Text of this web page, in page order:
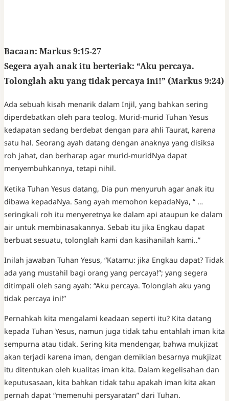
Bacaan: Markus 9:15-27
Segera ayah anak itu berteriak: “Aku percaya.
Tolonglah aku yang tidak percaya ini!” (Markus 9:24)
Ada sebuah kisah menarik dalam Injil, yang bahkan sering
diperdebatkan oleh para teolog. Murid-murid Tuhan Yesus
kedapatan sedang berdebat dengan para ahli Taurat, karena
satu hal. Seorang ayah datang dengan anaknya yang disiksa
roh jahat, dan berharap agar murid-muridNya dapat
menyembuhkannya, tetapi nihil.
Ketika Tuhan Yesus datang, Dia pun menyuruh agar anak itu
dibawa kepadaNya. Sang ayah memohon kepadaNya, “ …
seringkali roh itu menyeretnya ke dalam api ataupun ke dalam
air untuk membinasakannya. Sebab itu jika Engkau dapat
berbuat sesuatu, tolonglah kami dan kasihanilah kami..”
Inilah jawaban Tuhan Yesus, “Katamu: jika Engkau dapat? Tidak
ada yang mustahil bagi orang yang percaya!”; yang segera
ditimpali oleh sang ayah: “Aku percaya. Tolonglah aku yang
tidak percaya ini!”
Pernahkah kita mengalami keadaan seperti itu? Kita datang
kepada Tuhan Yesus, namun juga tidak tahu entahlah iman kita
sempurna atau tidak. Sering kita mendengar, bahwa mukjizat
akan terjadi karena iman, dengan demikian besarnya mukjizat
itu ditentukan oleh kualitas iman kita. Dalam kegelisahan dan
keputusasaan, kita bahkan tidak tahu apakah iman kita akan
pernah dapat “memenuhi persyaratan” dari Tuhan.